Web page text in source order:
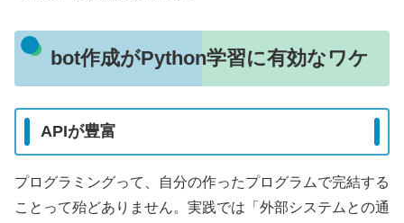
bot作成がPython学習に有効なワケ
APIが豊富
プログラミングって、自分の作ったプログラムで完結する
ことって殆どありません。実践では「外部システムとの通